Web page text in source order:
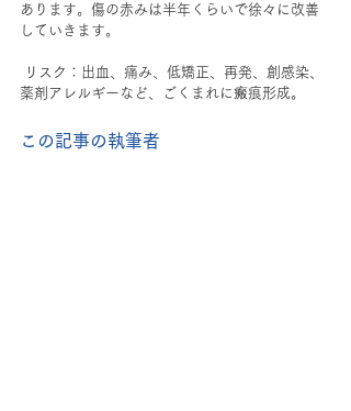
あります。傷の赤みは半年くらいで徐々に改善
していきます。
薬剤アレルギーなど、ごくまれに瘢痕形成。
この記事の執筆者